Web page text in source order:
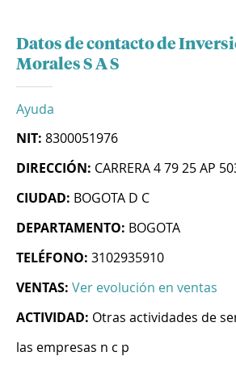
Datos de contacto de
Morales S A S
Ayuda
NIT: 8300051976
DIRECCIÓN: CARRERA 4 79 25 AP
CIUDAD: BOGOTA D C
DEPARTAMENTO: BOGOTA
TELÉFONO: 3102935910
VENTAS: Ver evolución en ventas
ACTIVIDAD: Otras actividades de
las empresas n c p